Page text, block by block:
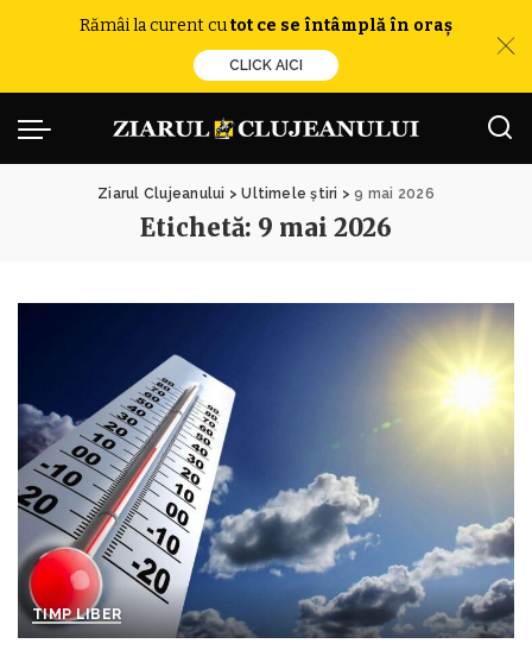
Rămâi la curent cutot ce se întâmplă în oraș
CLICK AICI
Ziarul Clujeanului >Ultimele știri >9 mai 2026
Etichetă: 9 mai 2026
TIMP LIBER